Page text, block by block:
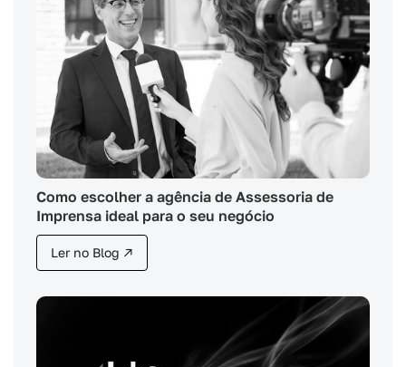
Como escolher a agência de Assessoria de
Imprensa ideal para o seu negócio
Ler no Blog ↗